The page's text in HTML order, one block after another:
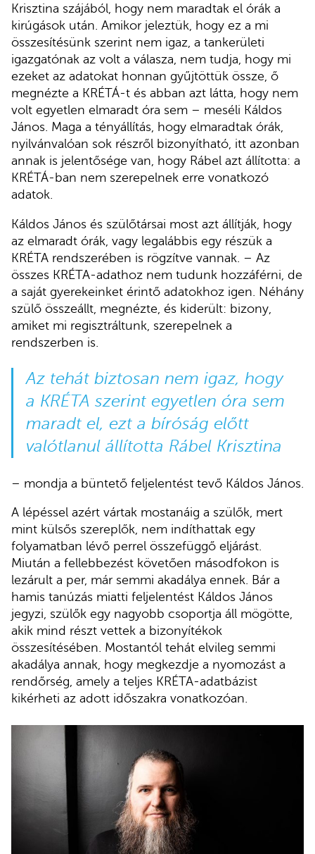
Krisztina szájából, hogy nem maradtak el órák a
kirúgások után. Amikor jeleztük, hogy ez a mi
összesítésünk szerint nem igaz, a tankerületi
igazgatónak az volt a válasza, nem tudja, hogy mi
ezeket az adatokat honnan gyűjtöttük össze, ő
megnézte a KRÉTÁ-t és abban azt látta, hogy nem
volt egyetlen elmaradt óra sem – meséli Káldos
János. Maga a tényállítás, hogy elmaradtak órák,
nyilvánvalóan sok részről bizonyítható, itt azonban
annak is jelentősége van, hogy Rábel azt állította: a
KRÉTÁ-ban nem szerepelnek erre vonatkozó
adatok.
Káldos János és szülőtársai most azt állítják, hogy
az elmaradt órák, vagy legalábbis egy részük a
KRÉTA rendszerében is rögzítve vannak. – Az
összes KRÉTA-adathoz nem tudunk hozzáférni, de
a saját gyerekeinket érintő adatokhoz igen. Néhány
szülő összeállt, megnézte, és kiderült: bizony,
amiket mi regisztráltunk, szerepelnek a
rendszerben is.
Az tehát biztosan nem igaz, hogy
a KRÉTA szerint egyetlen óra sem
maradt el, ezt a bíróság előtt
valótlanul állította Rábel Krisztina
– mondja a büntető feljelentést tevő Káldos János.
A lépéssel azért vártak mostanáig a szülők, mert
mint külsős szereplők, nem indíthattak egy
folyamatban lévő perrel összefüggő eljárást.
Miután a fellebbezést követően másodfokon is
lezárult a per, már semmi akadálya ennek. Bár a
hamis tanúzás miatti feljelentést Káldos János
jegyzi, szülők egy nagyobb csoportja áll mögötte,
akik mind részt vettek a bizonyítékok
összesítésében. Mostantól tehát elvileg semmi
akadálya annak, hogy megkezdje a nyomozást a
rendőrség, amely a teljes KRÉTA-adatbázist
kikérheti az adott időszakra vonatkozóan.